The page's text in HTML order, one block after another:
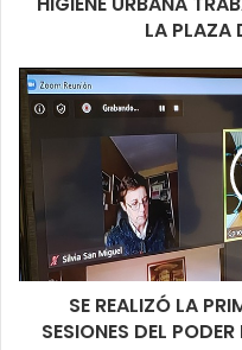
LA PLAZA
SE REALIZÓ LA
SESIONES DEL